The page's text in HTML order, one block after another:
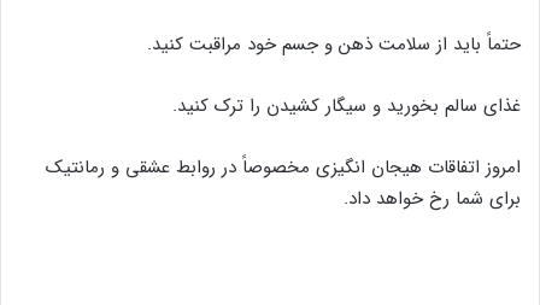
حتماً باید از سلامت ذهن و جسم خود مراقبت کنید.
غذای سالم بخورید و سیگار کشیدن را ترک کنید.
امروز اتفاقات هیجان انگیزی مخصوصاً در روابط عشقی و رمانتیک
برای شما رخ خواهد داد.